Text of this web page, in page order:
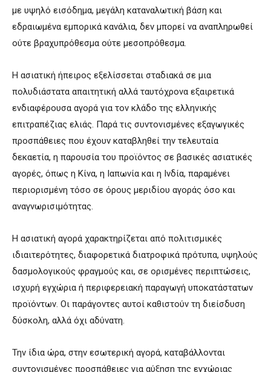
με υψηλό εισόδημα, μεγάλη καταναλωτική βάση και
εδραιωμένα εμπορικά κανάλια, δεν μπορεί να αναπληρωθεί
ούτε βραχυπρόθεσμα ούτε μεσοπρόθεσμα.
Η ασιατική ήπειρος εξελίσσεται σταδιακά σε μια
πολυδιάστατα απαιτητική αλλά ταυτόχρονα εξαιρετικά
ενδιαφέρουσα αγορά για τον κλάδο της ελληνικής
επιτραπέζιας ελιάς. Παρά τις συντονισμένες εξαγωγικές
προσπάθειες που έχουν καταβληθεί την τελευταία
δεκαετία, η παρουσία του προϊόντος σε βασικές ασιατικές
αγορές, όπως η Κίνα, η Ιαπωνία και η Ινδία, παραμένει
περιορισμένη τόσο σε όρους μεριδίου αγοράς όσο και
αναγνωρισιμότητας.
Η ασιατική αγορά χαρακτηρίζεται από πολιτισμικές
ιδιαιτερότητες, διαφορετικά διατροφικά πρότυπα, υψηλούς
δασμολογικούς φραγμούς και, σε ορισμένες περιπτώσεις,
ισχυρή εγχώρια ή περιφερειακή παραγωγή υποκατάστατων
προϊόντων. Οι παράγοντες αυτοί καθιστούν τη διείσδυση
δύσκολη, αλλά όχι αδύνατη.
Την ίδια ώρα, στην εσωτερική αγορά, καταβάλλονται
συντονισμένες προσπάθειες για αύξηση της εγχώριας